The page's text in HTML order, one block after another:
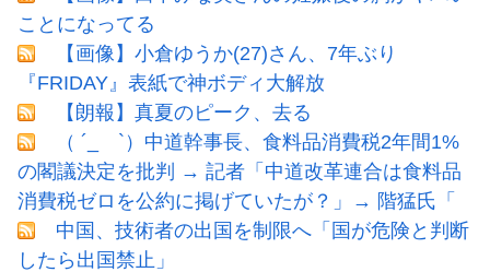
ことになってる
【画像】小倉ゆうか(27)さん、7年ぶり
『FRIDAY』表紙で神ボディ大解放
【朗報】真夏のピーク、去る
（ ´_ゝ`）中道幹事長、食料品消費税2年間1%
の閣議決定を批判 → 記者「中道改革連合は食料品
消費税ゼロを公約に掲げていたが？」→ 階猛氏「
中国、技術者の出国を制限へ「国が危険と判断
したら出国禁止」